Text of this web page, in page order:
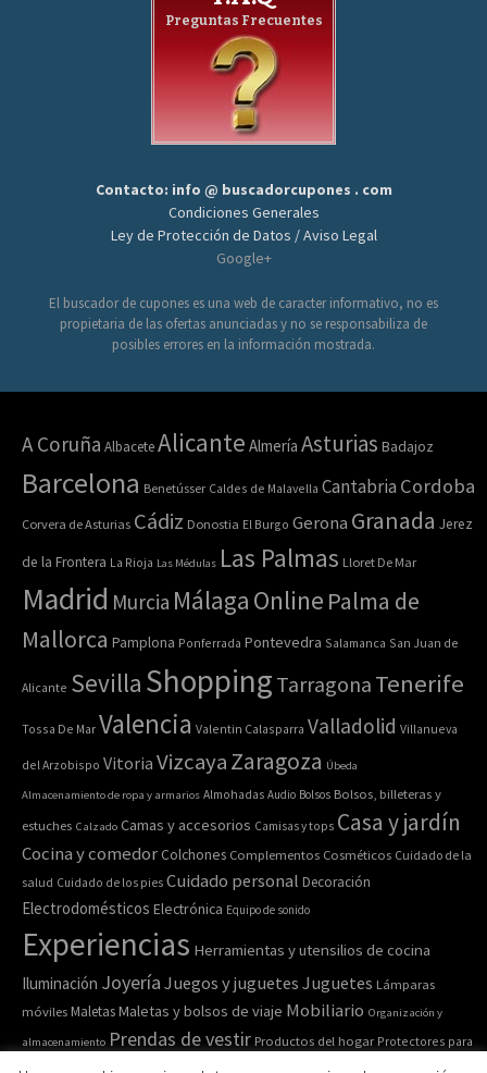
Preguntas Frecuentes
Contacto: info @ buscadorcupones . com
Condiciones Generales
Ley de Protección de Datos / Aviso Legal
Google+
El buscador de cupones es una web de caracter informativo, no es
propietaria de las ofertas anunciadas y no se responsabiliza de
posibles errores en la información mostrada.
A Coruña AlbaceteAlicante Almería Asturias Badajoz
Barcelona Benetússer Caldes de Malavella Cantabria Cordoba
Corvera de Asturias Cádiz Donostia El Burgo Gerona Granada Jerez
de la Frontera La Rioja Las Médulas Las Palmas Lloret De Mar
Madrid Murcia Málaga Online Palma de
Mallorca Pamplona Ponferrada Pontevedra Salamanca San Juan de
Alicante Sevilla Shopping Tarragona Tenerife
Tossa De Mar Valencia Valentin Calasparra Valladolid Villanueva
del Arzobispo Vitoria VizcayaZaragoza Úbeda
Almacenamiento de ropa y armarios Almohadas Audio Bolsos Bolsos, billeteras y
estuches Calzado Camas y accesorios Camisas y tops Casa y jardín
Cocina y comedor Colchones Complementos Cosméticos Cuidado de la
salud Cuidado de los pies Cuidado personal Decoración
Electrodomésticos Electrónica Equipo de sonido
Experiencias Herramientas y utensilios de cocina
Iluminación Joyería Juegos y juguetes Juguetes Lámparas
móviles MaletasMaletas y bolsos de viaje Mobiliario Organización y
almacenamiento Prendas de vestir Productos del hogar Protectores para
colchones
Pulseras Recipiente para comida Relojes de pulsera y de